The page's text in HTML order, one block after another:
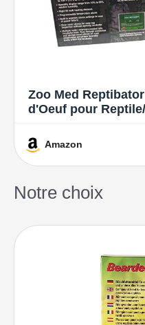
Zoo Med
d'Oeuf pour
Amazon
Notre choix